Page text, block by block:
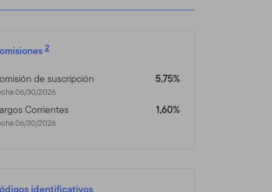
2
de suscripción
06/30/2026
5,75%
Corrientes
06/30/2026
1,60%
separadas.
asesores
de los Estados
Franklin Templeton
no está dirigido a
por favor visite
un acción o bono, o